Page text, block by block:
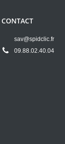
CONTACT
sav@spidclic.fr
09.88.02.40.04